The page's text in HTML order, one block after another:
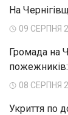
На
09 СЕРПНЯ
Громада на
08 СЕРПНЯ
Укриття по